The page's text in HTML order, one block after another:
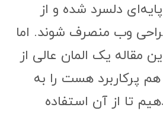
دلسرد شده و از
وب منصرف شوند. اما
مقاله یک المان عالی از
پرکاربرد هست را به
تا از آن استفاده